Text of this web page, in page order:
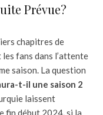
Prévue?
chapitres de
fans dans l’attente
saison. La question
t-il une saison 2
laissent
fin début 2024, si la